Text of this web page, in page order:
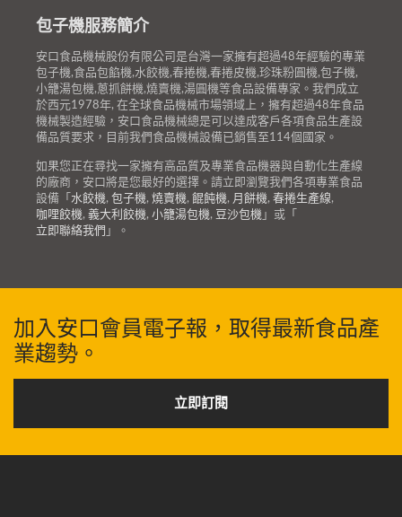
包子機服務簡介
安口食品機械股份有限公司是台灣一家擁有超過48年經驗的專業
包子機,食品包餡機,水餃機,春捲機,春捲皮機,珍珠粉圓機,包子機,
小籠湯包機,蔥抓餅機,燒賣機,湯圓機等食品設備專家。我們成立
於西元1978年, 在全球食品機械市場領域上，擁有超過48年食品
機械製造經驗，安口食品機械總是可以達成客戶各項食品生產設
備品質要求，目前我們食品機械設備已銷售至114個國家。
如果您正在尋找一家擁有高品質及專業食品機器與自動化生產線
的廠商，安口將是您最好的選擇。請立即瀏覽我們各項專業食品
設備「 水餃機, 包子機, 燒賣機, 餛飩機, 月餅機, 春捲生產線,
咖哩餃機, 義大利餃機, 小籠湯包機, 豆沙包機 」或「
立即聯絡我們 」。
加入安口會員電子報，取得最新食品產
業趨勢。
立即訂閱